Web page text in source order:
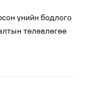
үнийн бодлого
төлөвлөгөө